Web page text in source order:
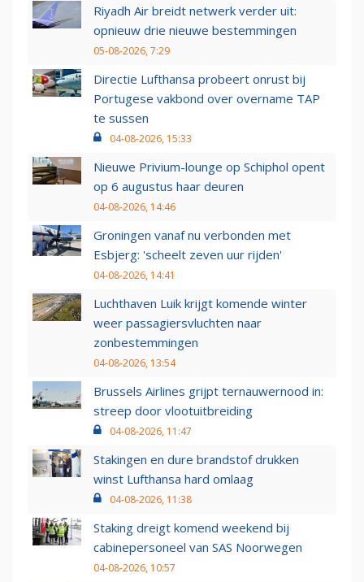
Riyadh Air breidt netwerk verder uit:
opnieuw drie nieuwe bestemmingen
05-08-2026, 7:29
Directie Lufthansa probeert onrust bij
Portugese vakbond over overname TAP
te sussen
04-08-2026, 15:33
Nieuwe Privium-lounge op Schiphol opent
op 6 augustus haar deuren
04-08-2026, 14:46
Groningen vanaf nu verbonden met
Esbjerg: 'scheelt zeven uur rijden'
04-08-2026, 14:41
Luchthaven Luik krijgt komende winter
weer passagiersvluchten naar
zonbestemmingen
04-08-2026, 13:54
Brussels Airlines grijpt ternauwernood in:
streep door vlootuitbreiding
04-08-2026, 11:47
Stakingen en dure brandstof drukken
winst Lufthansa hard omlaag
04-08-2026, 11:38
Staking dreigt komend weekend bij
cabinepersoneel van SAS Noorwegen
04-08-2026, 10:57